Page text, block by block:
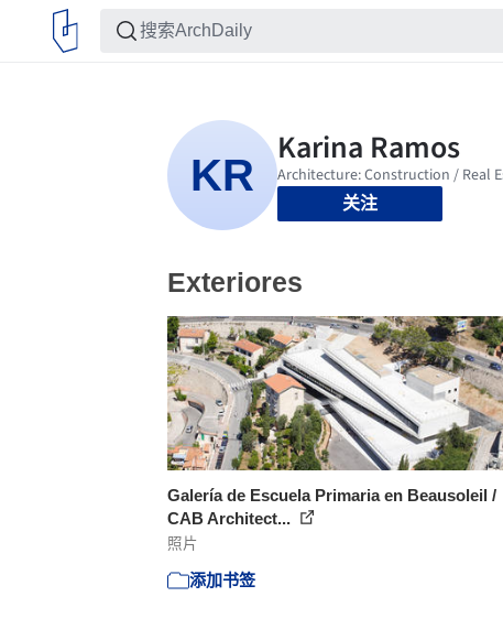
关注
Exteriores
Galería de Escuela Primaria en Beausoleil /
CAB Architect...
照片
添加书签